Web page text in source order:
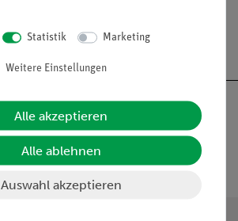
Nach oben
Statistik Marketing
Weitere Einstellungen
Alle akzeptieren
Alle ablehnen
Auswahl akzeptieren